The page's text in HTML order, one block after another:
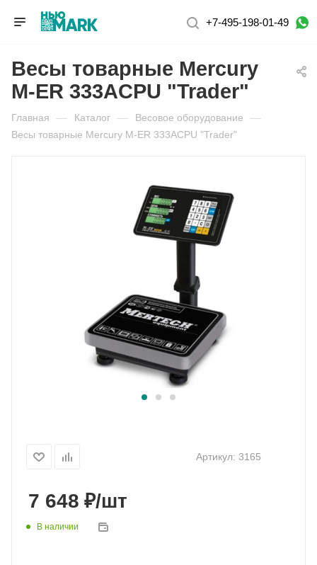
+7-495-198-01-49
Весы товарные Mercury
M-ER 333ACPU "Trader"
Главная — Каталог — Весовое оборудование —
Весы товарные Mercury M-ER 333ACPU "Trader"
Артикул: 3165
7 648 ₽/шт
В наличии